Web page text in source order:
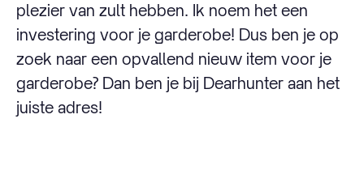
plezier van zult hebben. Ik noem het een
investering voor je garderobe! Dus ben je op
zoek naar een opvallend nieuw item voor je
garderobe? Dan ben je bij Dearhunter aan het
juiste adres!